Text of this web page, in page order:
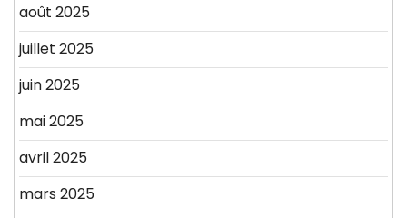
août 2025
juillet 2025
juin 2025
mai 2025
avril 2025
mars 2025